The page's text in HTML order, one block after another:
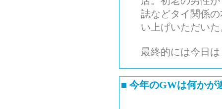
誌などタイ関係
い上げいただい
最終的には今日
■ 今年のGWは何かが